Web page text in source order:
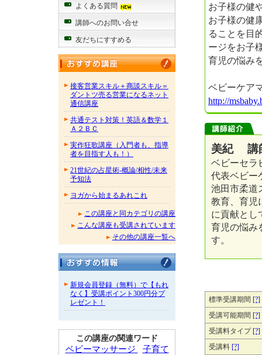
よくある質問
講師へのお問い合せ
友だちにすすめる
接客営業スキル＋商談スキル＝
ダントツ売る営業になるネット
通信講座
共通テスト対策！英語＆数学１
Ａ２ＢＣ
実作狂歌講座（入門者も、指導
者を目指す人も！）
21世紀の占星術-概論/相性/未来
予知法
ヨガから始まるあれこれ
この講座と同カテゴリの講座
こんな講座も受講されています
その他の講座一覧へ
新規会員登録（無料）で【もれ
なく】受講ポイント300円分プ
レゼント！
この講座の関連ワード
ベビーマッサージ
子育て
お子様の健
お子様の健
ることを目
ージをお子
育児の悩み
ベビーケア
http://
美紀 講
ベビーセラ
代表ベビー
池田市柔道
教育、育児
に貢献とし
育児の悩み
す。
標準受講期間 [?]
受講可能期間 [?]
受講料タイプ[?]
受講料 [?]